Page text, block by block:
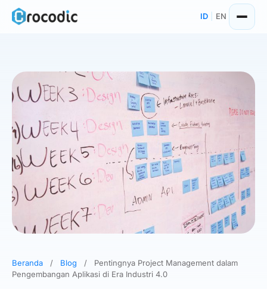
Skip
ID EN
Beranda / Blog /
Pentingnya Project Management dalam
Pengembangan Aplikasi di Era Industri 4.0